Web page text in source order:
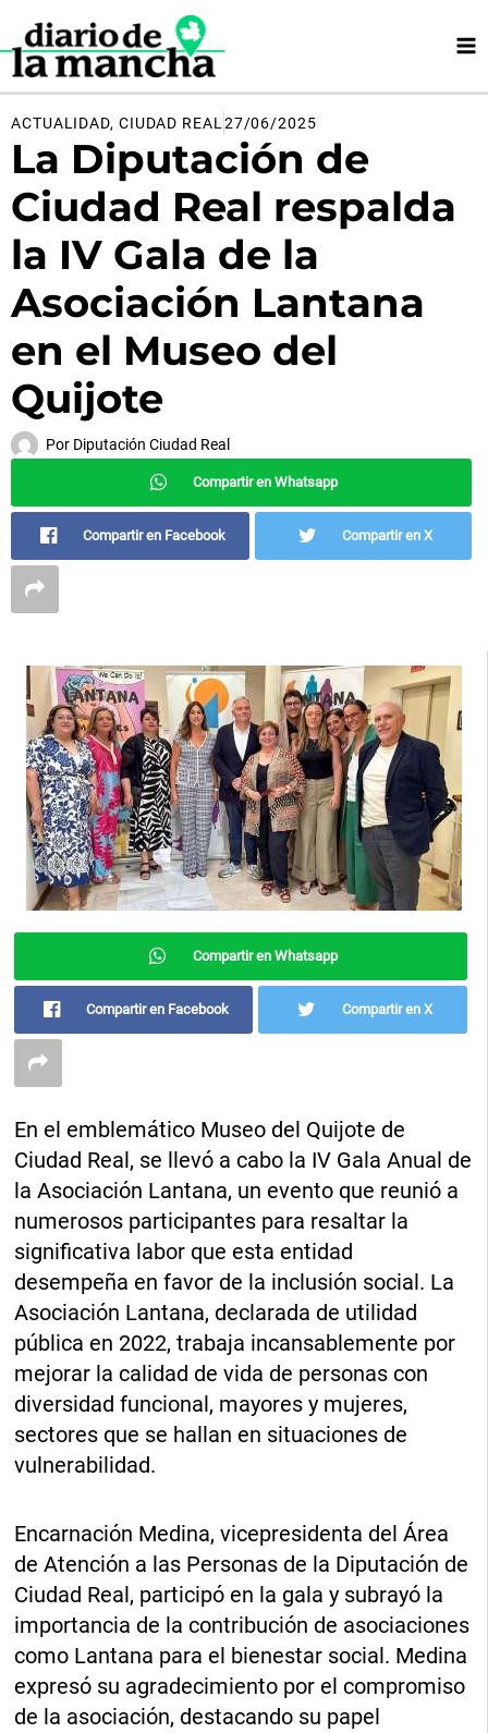
contenido
ACTUALIDAD, CIUDAD REAL 27/06/2025
La Diputación de
Ciudad Real respalda
la IV Gala de la
Asociación Lantana
en el Museo del
Quijote
Por Diputación Ciudad Real
Compartir en Whatsapp
Compartir en Facebook Compartir en X
Compartir en Whatsapp
Compartir en Facebook Compartir en X
En el emblemático Museo del Quijote de
Ciudad Real, se llevó a cabo la IV Gala Anual de
la Asociación Lantana, un evento que reunió a
numerosos participantes para resaltar la
significativa labor que esta entidad
desempeña en favor de la inclusión social. La
Asociación Lantana, declarada de utilidad
pública en 2022, trabaja incansablemente por
mejorar la calidad de vida de personas con
diversidad funcional, mayores y mujeres,
sectores que se hallan en situaciones de
vulnerabilidad.
Encarnación Medina, vicepresidenta del Área
de Atención a las Personas de la Diputación de
Ciudad Real, participó en la gala y subrayó la
importancia de la contribución de asociaciones
como Lantana para el bienestar social. Medina
expresó su agradecimiento por el compromiso
de la asociación, destacando su papel